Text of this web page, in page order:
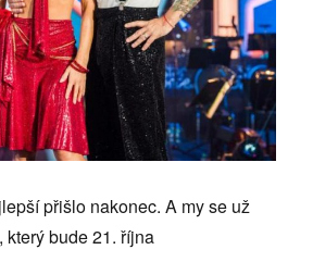
přišlo nakonec. A my se už
který bude 21. října